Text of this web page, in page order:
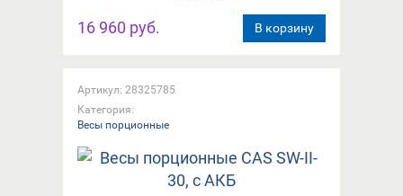
16 960 руб. В корзину
Артикул: 28325785
Категория:
Весы порционные